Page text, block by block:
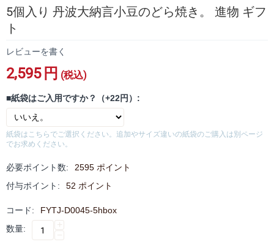
5個入り 丹波大納言小豆のどら焼き。 進物 ギフ
ト
レビューを書く
2,595 円 (税込)
■紙袋はご入用ですか？（+22円）:
紙袋はこちらでご選択ください。追加やサイズ違いの紙袋のご購入は別ページ
でお求めください。
必要ポイント数:
2595 ポイント
付与ポイント:
52 ポイント
コード:
FYTJ-D0045-5hbox
数量:
+
−